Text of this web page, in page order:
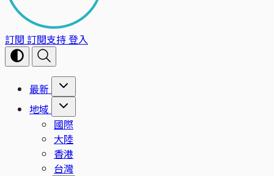
訂閱 訂閱支持登入
最新
地域
國際
大陸
香港
台灣